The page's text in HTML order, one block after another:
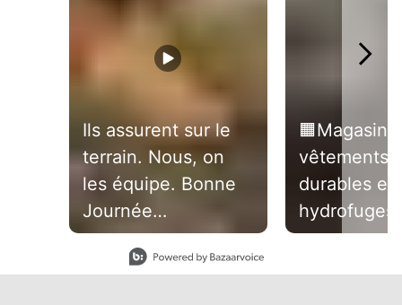
Ils assurent sur le
terrain. Nous, on
les équipe. Bonne
Journée
internationale des
travailleurs et
vêtements
durables et
hydrofuges
par Dakota